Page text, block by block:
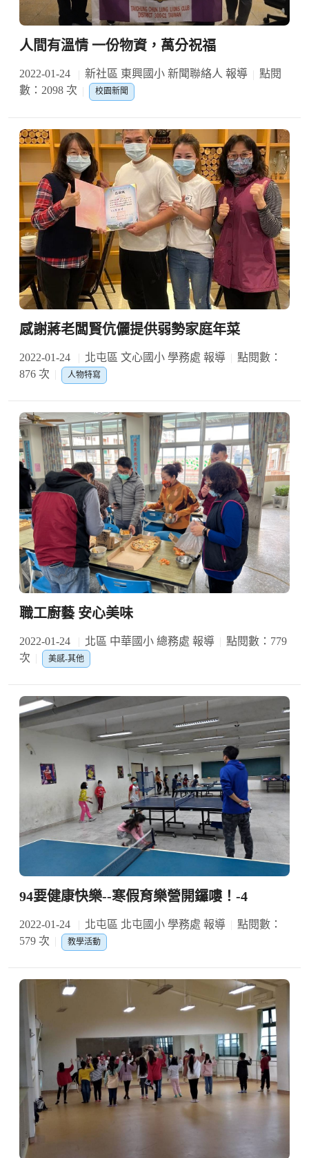
人間有溫情 一份物資，萬分祝福
2022-01-24 新社區 東興國小 新聞聯絡人 報導
點閱
數：2098 次
校園新聞
感謝蔣老闆賢伉儷提供弱勢家庭年菜
2022-01-24 北屯區 文心國小 學務處 報導
點閱數：
876 次
人物特寫
職工廚藝 安心美味
2022-01-24 北區 中華國小 總務處 報導
點閱數：779
次
美感-其他
94要健康快樂--寒假育樂營開鑼嘍！-4
2022-01-24 北屯區 北屯國小 學務處 報導
點閱數：
579 次
教學活動